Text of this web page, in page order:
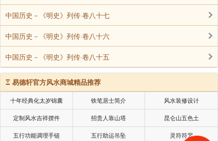
者不任事，更命云及李玉等五人抚戢之。仁守立，擢行
在中军都督佥事。
宣德元年改北京行都督府，命偕都御史王彰自山
海抵居庸，巡视关隘，以便宜行事。帝征乐安，召辅郑
王、襄王居守。
明年，柳、庆蛮韦朝烈等掠临桂诸县。时镇远侯
顾兴祖以不救邱温被逮，公侯大臣举云。帝亦自知之。
三年正月命佩征蛮将军印，充总兵官往镇。云至，讨朝
烈，破之。贼保山巅，山峻险，挂木于藤，垒石其上。
官军至，辄断藤下木石，无敢近者。云夜半束火牛羊
中国历史－《明史》列传·卷八十七
中国历史－《明史》列传·卷八十六
中国历史－《明史》列传·卷八十五
Ξ 易德轩官方风水商城精品推荐
十年经典化太岁锦囊 铁笔居士简介 风水装修设计
定制风水吉祥摆件 招贵人靠山塔 昆仑山五色土
五行功能调理手链 五行助运吊坠 灵符符咒